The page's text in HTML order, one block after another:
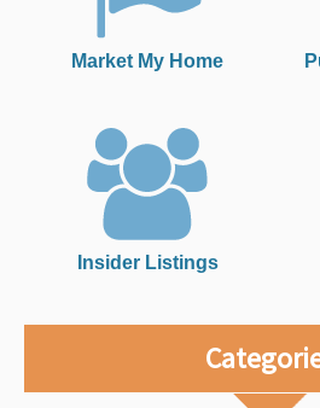
Market My Home
Insider Listings